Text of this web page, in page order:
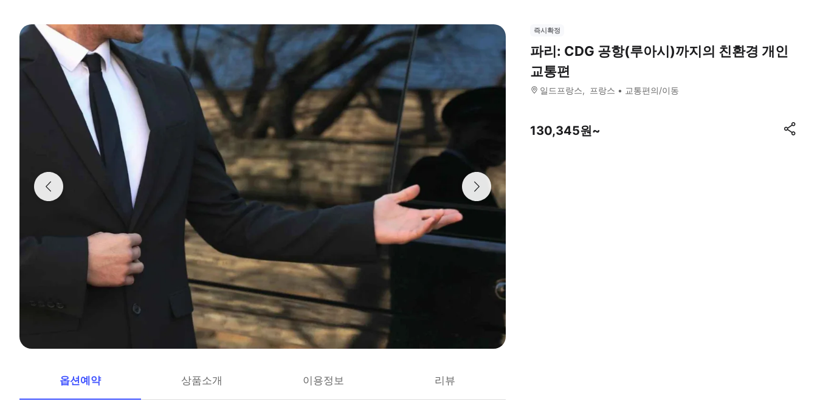
옵션예약 상품소개 이용정보 리뷰
즉시확정
파리: CDG 공항(루아시)까지의 친환경 개인
교통편
일드프랑스 프랑스 교통편의/이동
130,345원~